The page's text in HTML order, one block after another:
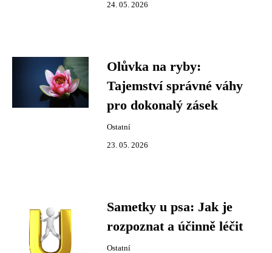
24. 05. 2026
Olůvka na ryby:
Tajemství správné váhy
pro dokonalý zásek
Ostatní
23. 05. 2026
Sametky u psa: Jak je
rozpoznat a účinně léčit
Ostatní